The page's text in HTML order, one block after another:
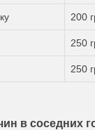
200
250
250
в соседних